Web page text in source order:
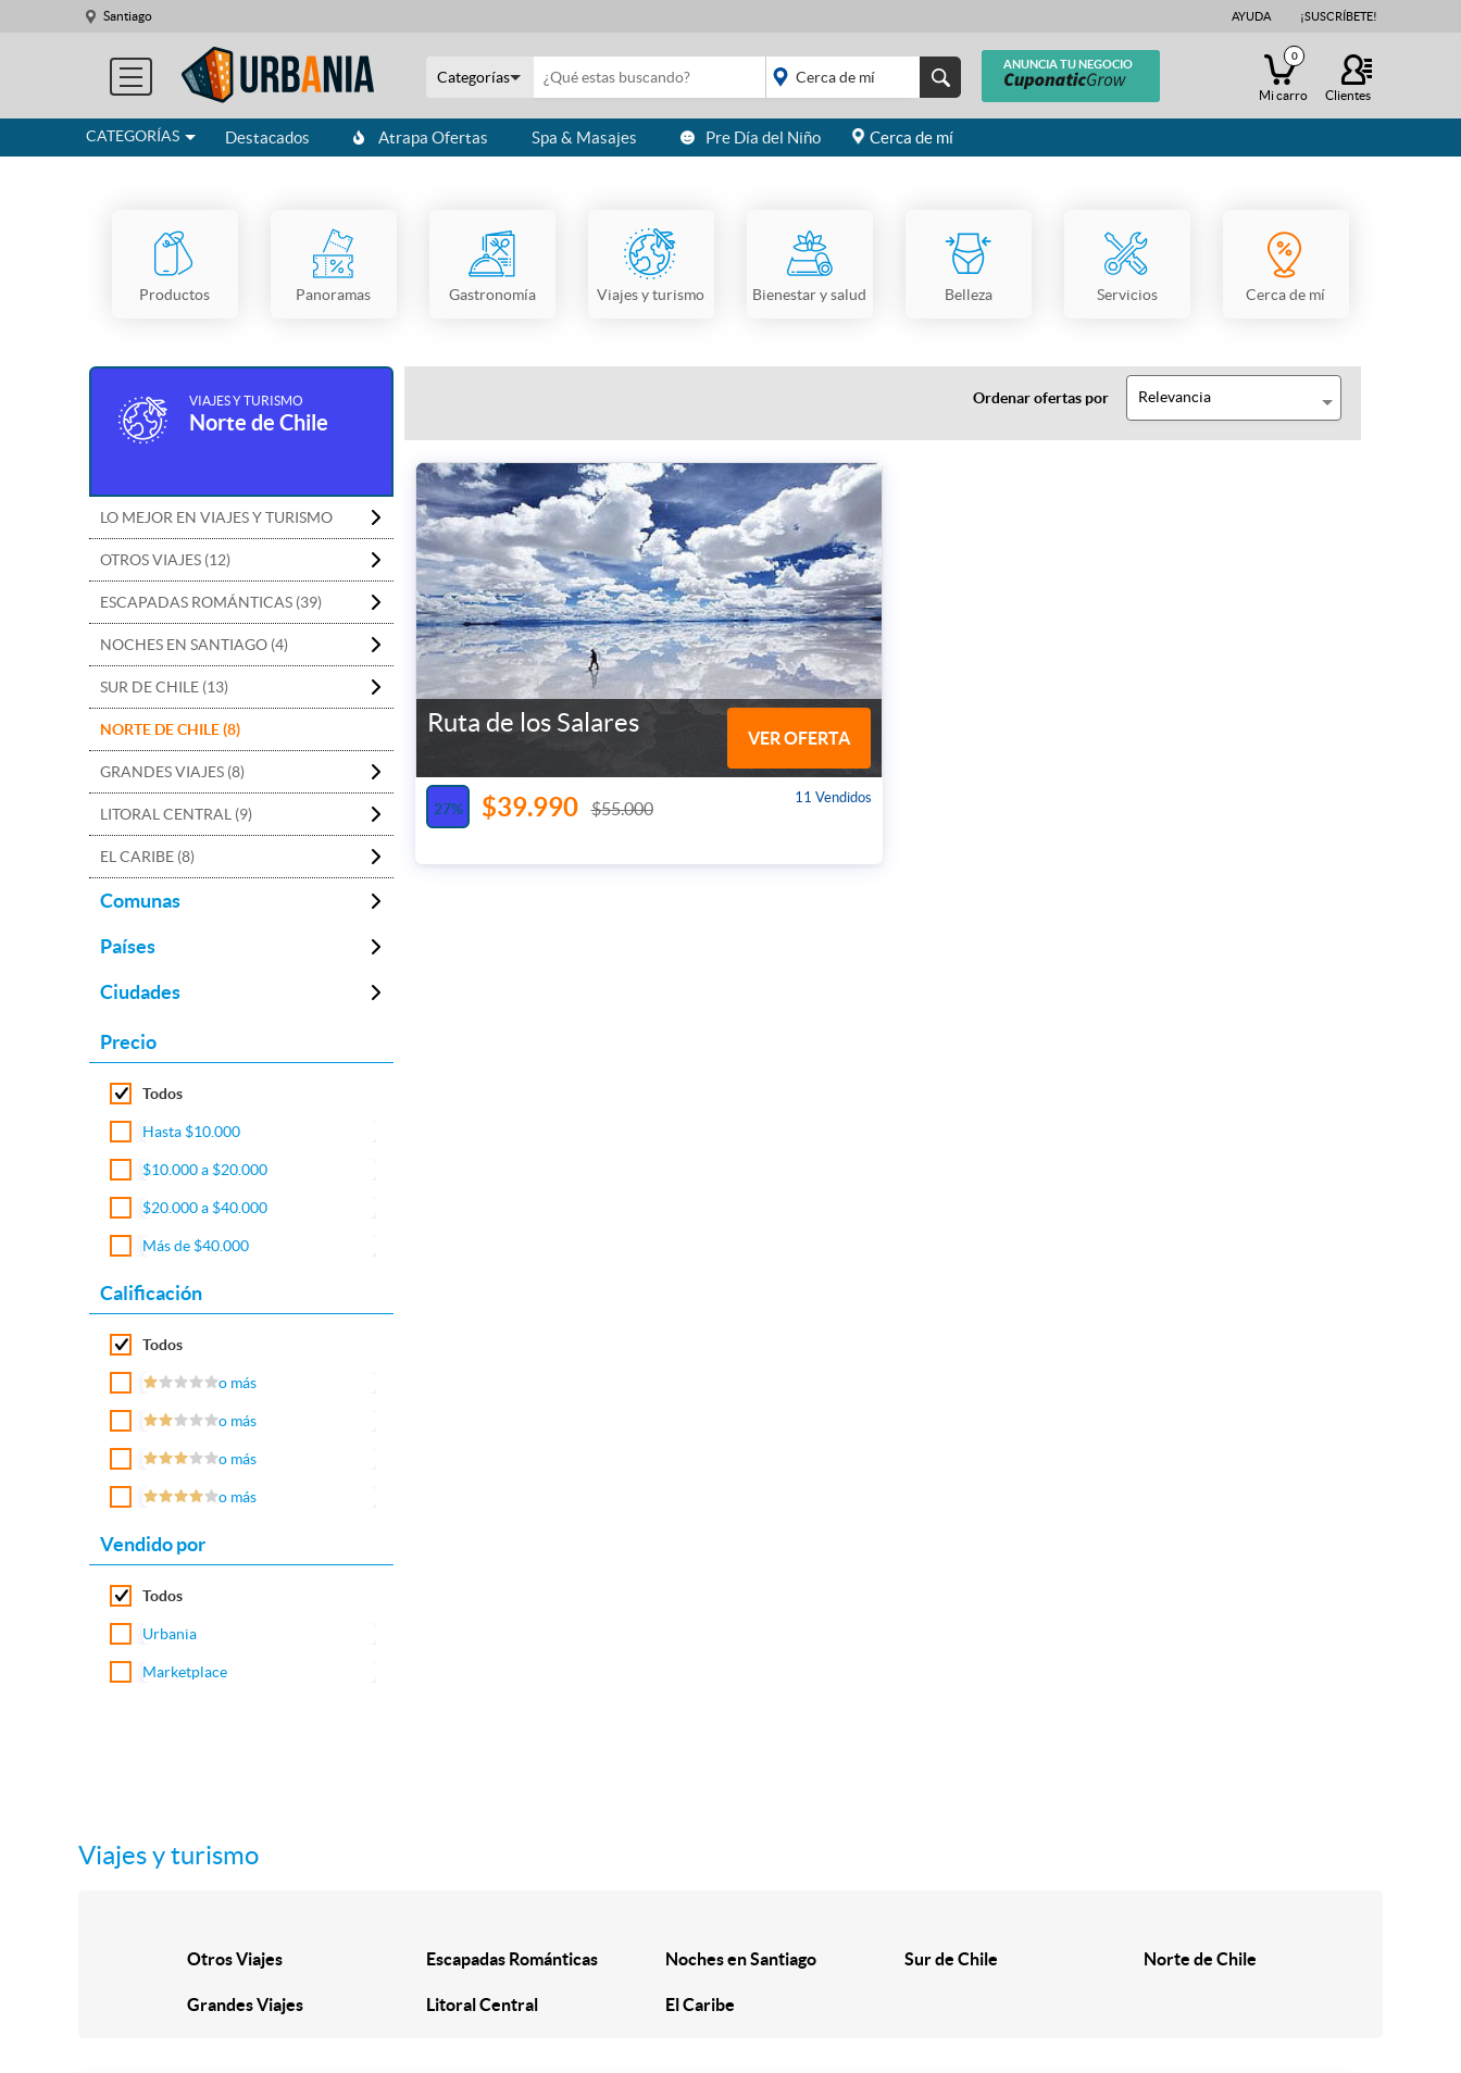
Santiago AYUDA ¡SUSCRÍBETE!
CATEGORÍAS
ANUNCIA TU NEGOCIO
Clientes
Categorías
placeholder="Todo el
0
Mi carro
Destacados Atrapa Ofertas Spa & Masajes Pre Día del Niño Cerca de mí
Productos Panoramas Gastronomía Viajes y turismo Bienestar y salud Belleza Servicios Cerca de mí
VIAJES Y TURISMO
Norte de Chile
LO MEJOR EN VIAJES Y TURISMO
OTROS VIAJES (12)
ESCAPADAS ROMÁNTICAS (39)
NOCHES EN SANTIAGO (4)
SUR DE CHILE (13)
NORTE DE CHILE (8)
GRANDES VIAJES (8)
LITORAL CENTRAL (9)
EL CARIBE (8)
Comunas
Países
Ciudades
Precio
Todos
Hasta $10.000
$10.000 a $20.000
$20.000 a $40.000
Más de $40.000
Calificación
Todos
o más
o más
o más
o más
Vendido por
Todos
Urbania
Marketplace
Ordenar ofertas por Relevancia
Ruta de los Salares
VER OFERTA
27%
11 Vendidos
$39.990 $55.000
Viajes y turismo
Otros Viajes Escapadas Románticas Noches en Santiago Sur de Chile Norte de Chile
Grandes Viajes Litoral Central El Caribe